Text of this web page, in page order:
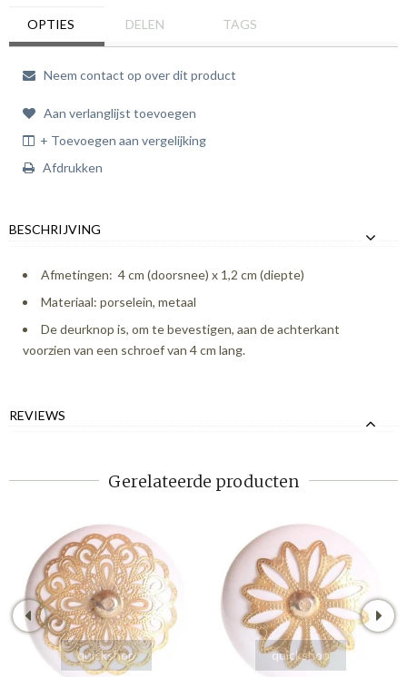
OPTIES DELEN TAGS
Neem contact op over dit product
Aan verlanglijst toevoegen
+ Toevoegen aan vergelijking
Afdrukken
BESCHRIJVING
Afmetingen: 4 cm (doorsnee) x 1,2 cm (diepte)
Materiaal: porselein, metaal
De deurknop is, om te bevestigen, aan de achterkant
voorzien van een schroef van 4 cm lang.
REVIEWS
Gerelateerde producten
quickshop quickshop